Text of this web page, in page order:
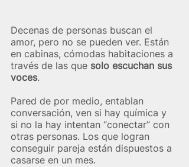
Decenas de personas buscan el
amor, pero no se pueden ver. Están
en cabinas, cómodas habitaciones a
través de las que solo escuchan sus
voces.
Pared de por medio, entablan
conversación, ven si hay química y
si no la hay intentan “conectar” con
otras personas. Los que logran
conseguir pareja están dispuestos a
casarse en un mes.